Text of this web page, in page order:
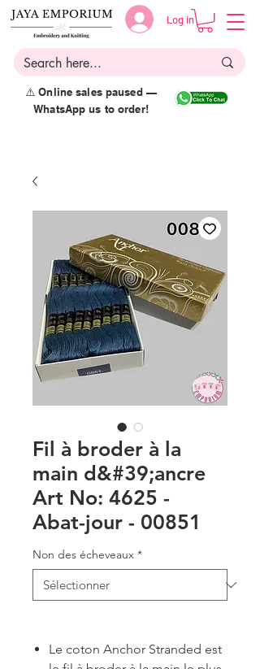
Log in
⚠️ Online sales paused —
WhatsApp us to order!
Fil à broder à la
main d&#39;ancre
Art No: 4625 -
Abat-jour - 00851
Non des écheveaux *
Le coton Anchor Stranded est